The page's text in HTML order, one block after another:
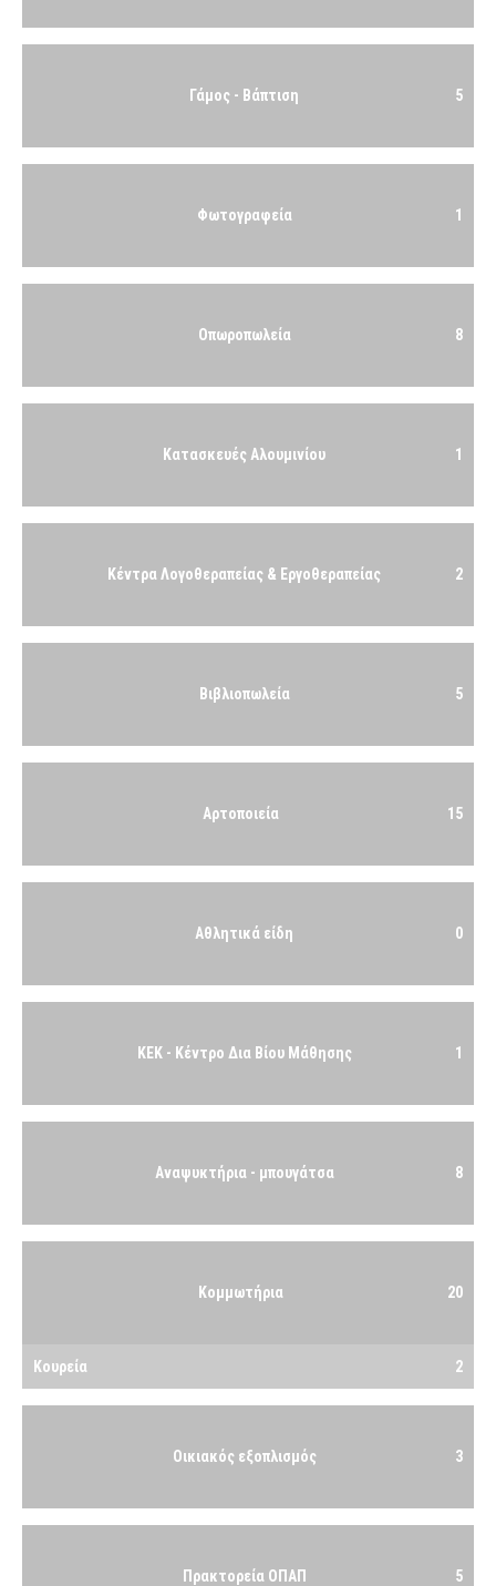
Γάμος - Βάπτιση 5
Φωτογραφεία 1
Οπωροπωλεία 8
Κατασκευές Αλουμινίου 1
Κέντρα Λογοθεραπείας & Εργοθεραπείας 2
Βιβλιοπωλεία 5
Αρτοποιεία 15
Αθλητικά είδη 0
ΚΕΚ - Κέντρο Δια Βίου Μάθησης 1
Αναψυκτήρια - μπουγάτσα 8
Κομμωτήρια 20
Κουρεία 2
Οικιακός εξοπλισμός 3
Πρακτορεία ΟΠΑΠ 5